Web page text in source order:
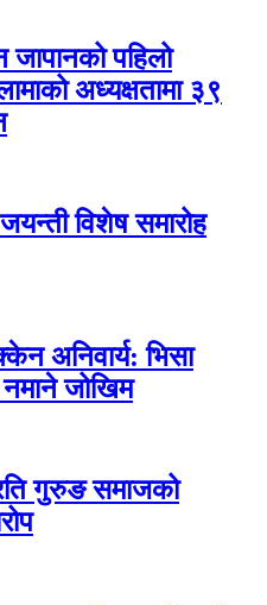
पहिलो
अध्यक्षतामा ३९
विशेष समारोह
अनिवार्य: भिसा
जोखिम
गुरुङ समाजको